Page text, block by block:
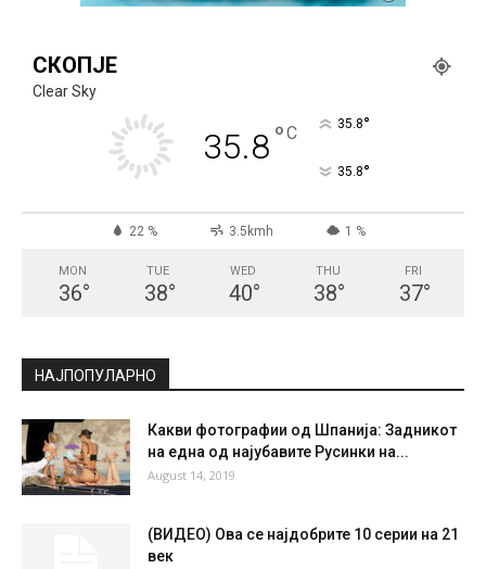
СКОПЈЕ
Clear Sky
35.8°C 35.8°
35.8°
22 % 3.5kmh 1 %
MON
36°
TUE
38°
WED
40°
THU
38°
FRI
37°
НАЈПОПУЛАРНО
Какви фотографии од Шпанија: Задникот
на една од најубавите Русинки на...
August 14, 2019
(ВИДЕО) Ова се најдобрите 10 серии на 21
век